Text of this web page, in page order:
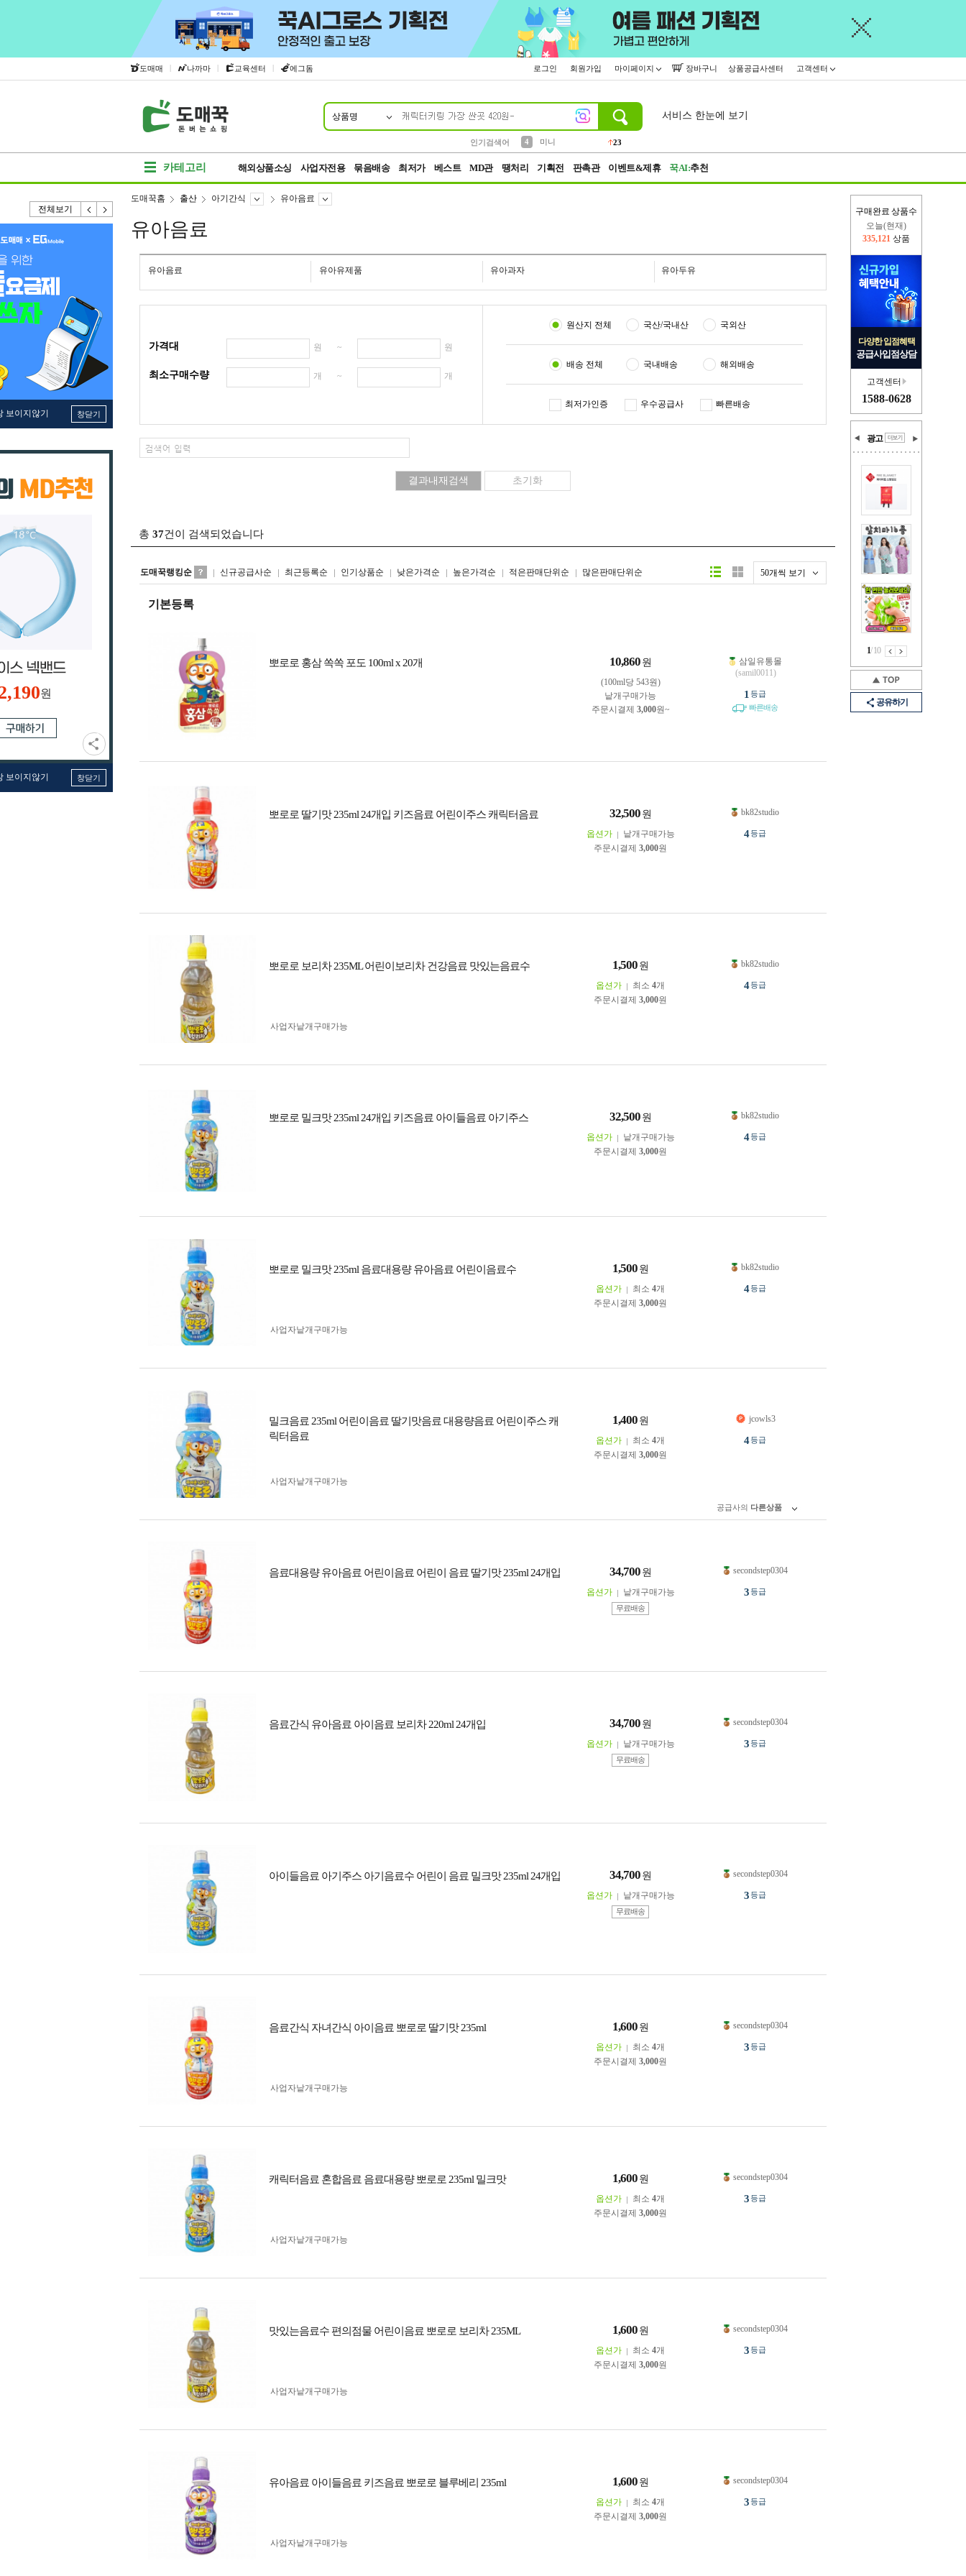
도매매 | 나까마 | 교육센터 | 에그돔 로그인 회원가입 마이페이지 장바구니 상품공급사센터 고객센터
상품명
인기검색어
4
미니
23
서비스 한눈에 보기
카테고리 해외상품소싱 사업자전용 묶음배송 최저가 베스트 MD관 땡처리 기획전 판촉관 이벤트&제휴 꾹AI:추천
전체보기
보이지않기 창닫기
원
보이지않기 창닫기
구매완료 상품수
어제
445,716 상품
다양한 입점혜택
공급사입점상담
고객센터
1588-0628
광고
1/10
공유하기
도매꾹홈 출산 아기간식 유아음료
유아음료
유아음료 유아유제품 유아과자 유아두유
가격대 원 ~ 원
최소구매수량 개 ~ 개
원산지 전체 국산/국내산 국외산
배송 전체 국내배송 해외배송
최저가인증 우수공급사 빠른배송
총 37건이 검색되었습니다
도매꾹랭킹순 신규공급사순 최근등록순 인기상품순 낮은가격순 높은가격순 적은판매단위순 많은판매단위순 50개씩 보기
리스트형갤러리형
기본등록
뽀로로 홍삼 쏙쏙 포도 100ml x 20개 10,860 원
(100ml당 543원)
낱개구매가능
주문시결제 3,000원~
삼일유통몰
(samil0011)
1 등급
빠른배송
뽀로로 딸기맛 235ml 24개입 키즈음료 어린이주스 캐릭터음료 32,500 원
옵션가
낱개구매가능
주문시결제 3,000원
bk82studio
4등급
뽀로로 보리차 235ML 어린이보리차 건강음료 맛있는음료수 1,500 원
옵션가 최소 4개
주문시결제 3,000원
사업자 낱개구매가능
bk82studio
4등급
뽀로로 밀크맛 235ml 24개입 키즈음료 아이들음료 아기주스 32,500 원
옵션가
낱개구매가능
주문시결제 3,000원
bk82studio
4등급
뽀로로 밀크맛 235ml 음료대용량 유아음료 어린이음료수 1,500 원
옵션가 최소 4개
주문시결제 3,000원
사업자 낱개구매가능
bk82studio
4등급
밀크음료 235ml 어린이음료 딸기맛음료 대용량음료 어린이주스 캐
릭터음료
1,400 원
옵션가 최소 4개
주문시결제 3,000원
사업자 낱개구매가능
jcowls3
4등급
공급사의 다른상품
음료대용량 유아음료 어린이음료 어린이 음료 딸기맛 235ml 24개입 34,700 원
옵션가 낱개구매가능
무료배송
secondstep0304
3등급
음료간식 유아음료 아이음료 보리차 220ml 24개입 34,700 원
옵션가 낱개구매가능
무료배송
secondstep0304
3등급
아이들음료 아기주스 아기음료수 어린이 음료 밀크맛 235ml 24개입 34,700 원
옵션가 낱개구매가능
무료배송
secondstep0304
3등급
음료간식 자녀간식 아이음료 뽀로로 딸기맛 235ml 1,600 원
옵션가 최소 4개
주문시결제 3,000원
사업자 낱개구매가능
secondstep0304
3등급
캐릭터음료 혼합음료 음료대용량 뽀로로 235ml 밀크맛 1,600 원
옵션가 최소 4개
주문시결제 3,000원
사업자 낱개구매가능
secondstep0304
3등급
맛있는음료수 편의점물 어린이음료 뽀로로 보리차 235ML 1,600 원
옵션가 최소 4개
주문시결제 3,000원
사업자 낱개구매가능
secondstep0304
3등급
유아음료 아이들음료 키즈음료 뽀로로 블루베리 235ml 1,600 원
옵션가 최소 4개
주문시결제 3,000원
사업자 낱개구매가능
secondstep0304
3등급